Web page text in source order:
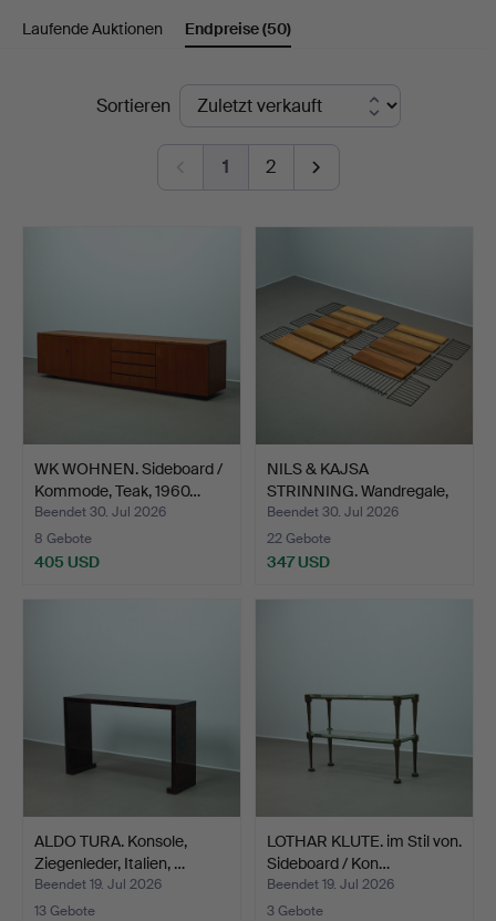
bei
Auktionen
Laufende Auktionen Endpreise(50)
EndpreiseSortieren
1 2
WK WOHNEN. Sideboard /
Kommode, Teak, 1960…
Beendet 30. Jul 2026
8 Gebote
405 USD
NILS & KAJSA
STRINNING. Wandregale,
„Strin…
Beendet 30. Jul 2026
22 Gebote
347 USD
ALDO TURA. Konsole,
Ziegenleder, Italien, …
Beendet 19. Jul 2026
13 Gebote
LOTHAR KLUTE. im Stil von.
Sideboard / Kon…
Beendet 19. Jul 2026
3 Gebote